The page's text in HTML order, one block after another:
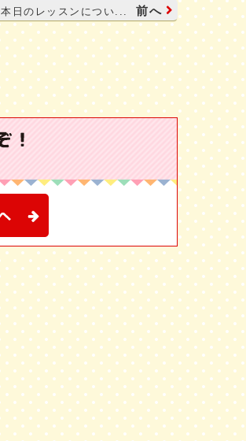
本日のレッスンについ... 前へ